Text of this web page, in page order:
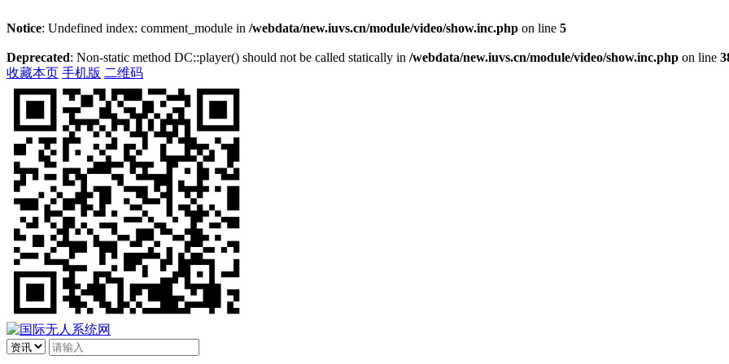
Notice: Undefined index: comment_module in /webdata/new.iuvs.cn/module/video/show.inc.php on line 5
Deprecated: Non-static method DC::player() should not be called statically in /webdata/new.iuvs.cn/module/video/show.inc.php on line
收藏本页 手机版 二维码